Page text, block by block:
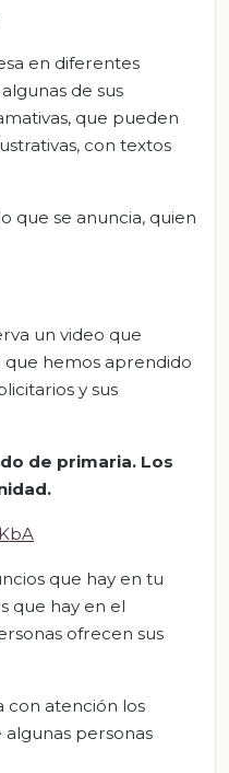
en diferentes
de sus
que pueden
con textos
que se anuncia, quien
un video que
hemos aprendido
y sus
de primaria. Los
que hay en tu
que hay en el
ofrecen sus
con atención los
algunas personas